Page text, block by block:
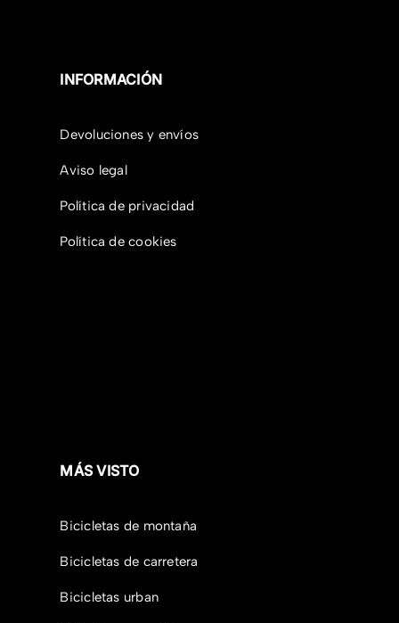
INFORMACIÓN
Devoluciones y envíos
Aviso legal
Política de privacidad
Política de cookies
MÁS VISTO
Bicicletas de montaña
Bicicletas de carretera
Bicicletas urban